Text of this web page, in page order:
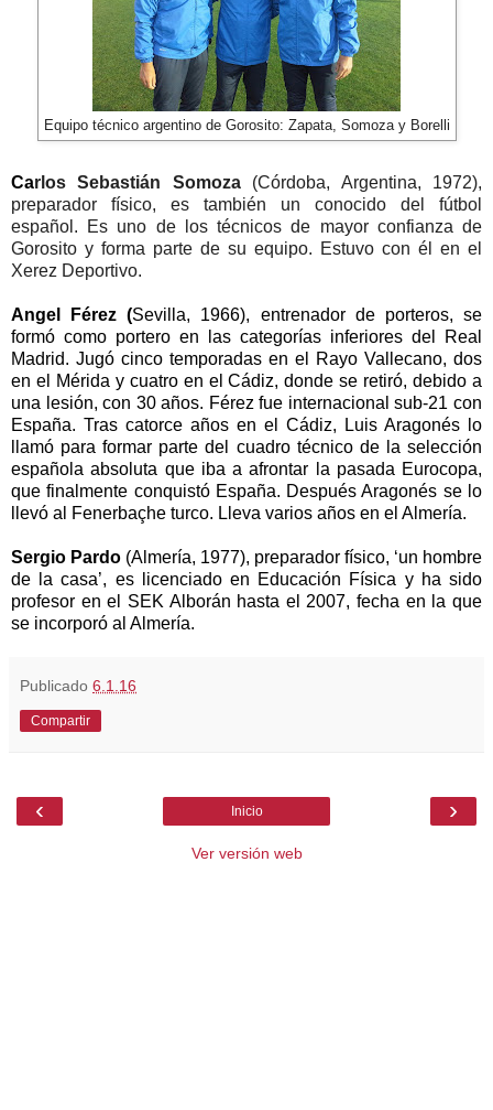
Equipo técnico argentino de Gorosito: Zapata, Somoza y Borelli
Carlos Sebastián Somoza(Córdoba, Argentina, 1972),
preparador físico, es también un conocido del fútbol
español. Es uno de los técnicos de mayor confianza de
Gorosito y forma parte de su equipo. Estuvo con él en el
Xerez Deportivo.
Angel Férez (Sevilla, 1966), entrenador de porteros, se
formó como portero en las categorías inferiores del Real
Madrid. Jugó cinco temporadas en el Rayo Vallecano, dos
en el Mérida y cuatro en el Cádiz, donde se retiró, debido a
una lesión, con 30 años. Férez fue internacional sub-21 con
España. Tras catorce años en el Cádiz, Luis Aragonés lo
llamó para formar parte del cuadro técnico de la selección
española absoluta que iba a afrontar la pasada Eurocopa,
que finalmente conquistó España. Después Aragonés se lo
llevó al Fenerbaçhe turco. Lleva varios años en el Almería.
Sergio Pardo (Almería, 1977), preparador físico, ‘un hombre
de la casa’, es licenciado en Educación Física y ha sido
profesor en el SEK Alborán hasta el 2007, fecha en la que
se incorporó al Almería.
Publicado 6.1.16
Compartir
‹ ›
Inicio
Ver versión web